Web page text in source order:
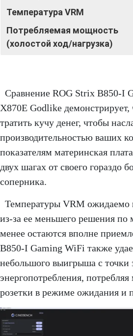
Температура VRM
Потребляемая мощность
(холостой ход/нагрузка)
Сравнение ROG Strix B850-I
X870E Godlike
тратить кучу денег, чтобы
производительностью ваших
показателям материнская
двух шагах от своего гораздо
соперника.
Температуры VRM ожидаемо
из-за ее меньшего решения
менее остаются вполне
B850-I Gaming WiFi также
небольшого выигрыша с точки
энергопотребления,
розетки в режиме ожидания и